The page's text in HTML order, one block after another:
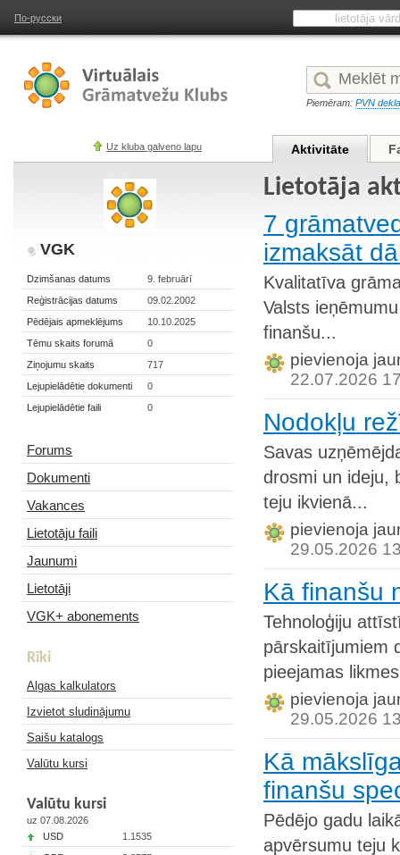
По-русски
Piemēram: PVN
Uz kluba galveno lapu Aktivitāte
VGK
Dzimšanas datums
9. februārī
Reģistrācijas datums
09.02.2002
Pēdējais apmeklējums
10.10.2025
Tēmu skaits forumā
0
Ziņojumu skaits
717
Lejupielādētie dokumenti
0
Lejupielādētie faili
0
Forums
Dokumenti
Vakances
Lietotāju faili
Jaunumi
Lietotāji
VGK+ abonements
Rīki
Algas kalkulators
Izvietot sludinājumu
Saišu katalogs
Valūtu kursi
Valūtu kursi
uz 07.08.2026
USD
1.1535
Lietotāja
7
izmaksāt
Kvalitatīva
Valsts
finanšu...
pievienoja
22.07.2026
Nodokļu
Savas
drosmi un ideju,
teju ikvienā...
pievienoja
29.05.2026
Kā finanšu
Tehnoloģiju
pārskaitījumiem
pieejamas
pievienoja
29.05.2026
Kā
finanšu
Pēdējo gadu
apvērsumu teju